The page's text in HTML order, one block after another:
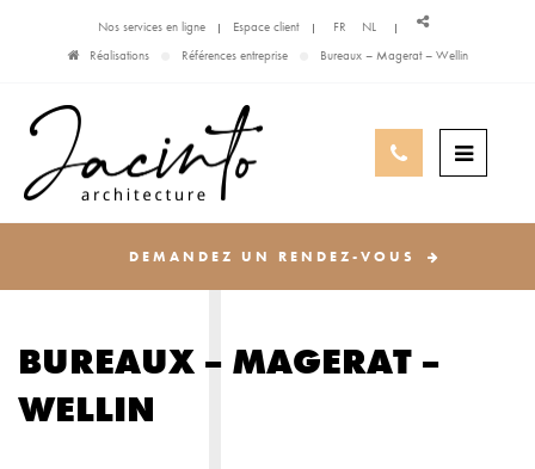
Nos services en ligne Espace client FR
NL
Réalisations
Références entreprise Bureaux – Magerat – Wellin
DEMANDEZ UN RENDEZ-VOUS
BUREAUX – MAGERAT –
WELLIN